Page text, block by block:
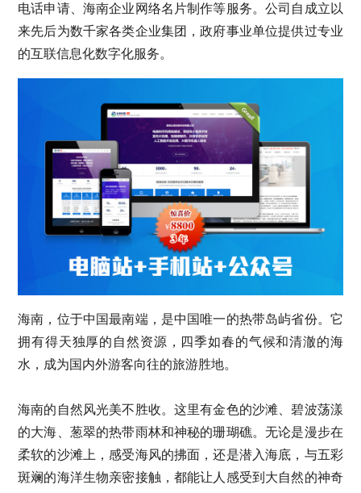
电话申请、海南企业网络名片制作等服务。公司自成立以
来先后为数千家各类企业集团，政府事业单位提供过专业
的互联信息化数字化服务。
海南，位于中国最南端，是中国唯一的热带岛屿省份。它
拥有得天独厚的自然资源，四季如春的气候和清澈的海
水，成为国内外游客向往的旅游胜地。
海南的自然风光美不胜收。这里有金色的沙滩、碧波荡漾
的大海、葱翠的热带雨林和神秘的珊瑚礁。无论是漫步在
柔软的沙滩上，感受海风的拂面，还是潜入海底，与五彩
斑斓的海洋生物亲密接触，都能让人感受到大自然的神奇